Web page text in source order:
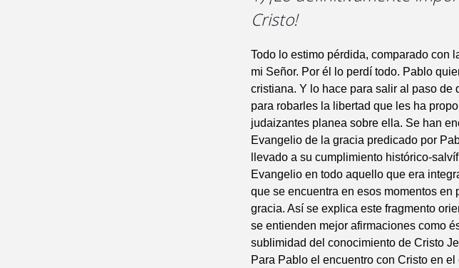
Cristo!
Todo lo estimo pérdida, comparado con
mi Señor. Por él lo perdí todo. Pablo
cristiana. Y lo hace para salir al paso de
para robarles la libertad que les ha
judaizantes planea sobre ella. Se han
Evangelio de la gracia predicado por
llevado a su cumplimiento histórico-
Evangelio en todo aquello que era
que se encuentra en esos momentos
gracia. Así se explica este fragmento
se entienden mejor afirmaciones como
sublimidad del conocimiento de Cristo
Para Pablo el encuentro con Cristo en